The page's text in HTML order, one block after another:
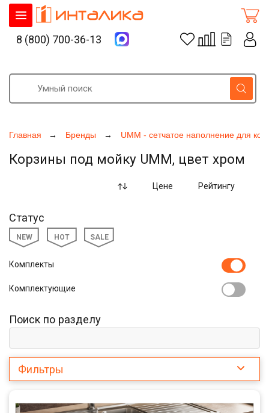
Главная Бренды UMM - сетчатое наполнение для
Корзины под мойку UMM, цвет хром
Цене Рейтингу
Статус
NEW HOT SALE
Комплекты
Комплектующие
Поиск по разделу
Фильтры
8 (800) 700-36-13